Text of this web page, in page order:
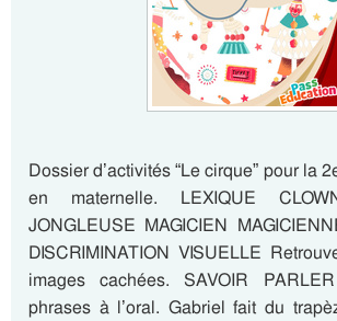
Dossier d’activités “Le cirque” pour la
en maternelle. LEXIQUE
JONGLEUSE MAGICIEN
DISCRIMINATION VISUELLE
images cachées. SAVOIR
phrases à l’oral. Gabriel fait du